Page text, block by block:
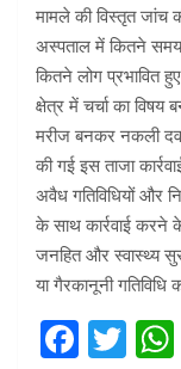
मामले की विस्तृत जांच
अस्पताल में कितने समय
कितने लोग प्रभावित
क्षेत्र में चर्चा का
मरीज बनकर नकली
की गई इस ताजा
अवैध गतिविधियों और
के साथ कार्रवाई करने
जनहित और स्वास्थ्य
या गैरकानूनी गतिविधि
F
T